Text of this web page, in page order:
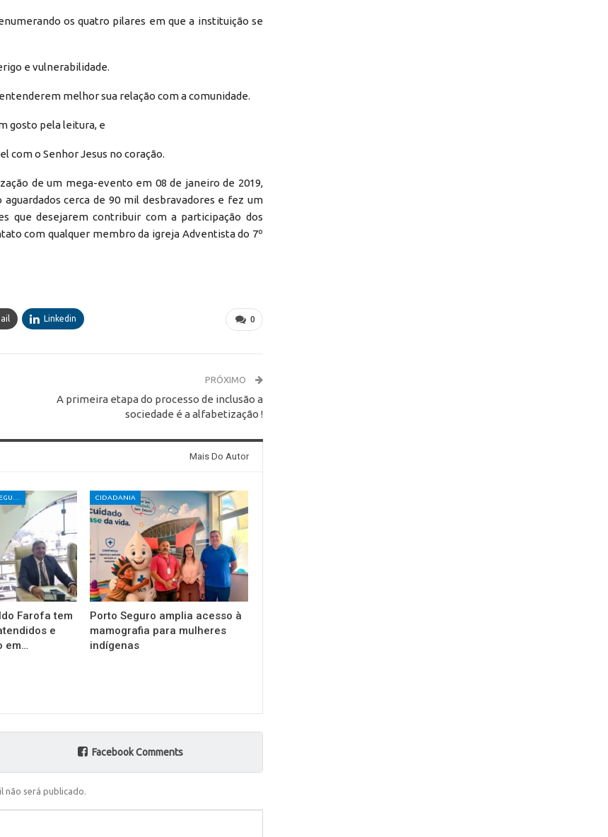
os quatro pilares em que a instituição se
e vulnerabilidade.
melhor sua relação com a comunidade.
gosto pela leitura, e
com o Senhor Jesus no coração.
de um mega-evento em 08 de janeiro de 2019,
cerca de 90 mil desbravadores e fez um
que desejarem contribuir com a participação dos
com qualquer membro da igreja Adventista do 7º
0
Linkedin
PRÓXIMO
A primeira etapa do processo de inclusão a
sociedade é a alfabetização !
Mais Do Autor
Farofa tem
e
em…
CIDADANIA
Porto Seguro amplia acesso à
mamografia para mulheres
indígenas
Facebook Comments
não será publicado.